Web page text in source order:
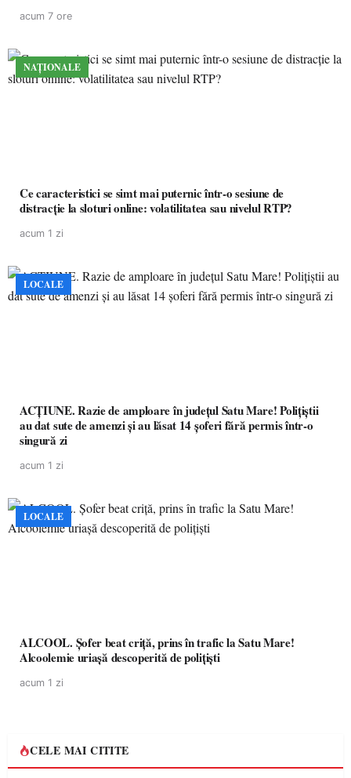
acum 7 ore
NAȚIONALE
Ce caracteristici se simt mai puternic într-o sesiune de
distracție la sloturi online: volatilitatea sau nivelul RTP?
acum 1 zi
LOCALE
ACȚIUNE. Razie de amploare în județul Satu Mare! Polițiștii
au dat sute de amenzi și au lăsat 14 șoferi fără permis într-o
singură zi
acum 1 zi
LOCALE
ALCOOL. Șofer beat criță, prins în trafic la Satu Mare!
Alcoolemie uriașă descoperită de polițiști
acum 1 zi
CELE MAI CITITE